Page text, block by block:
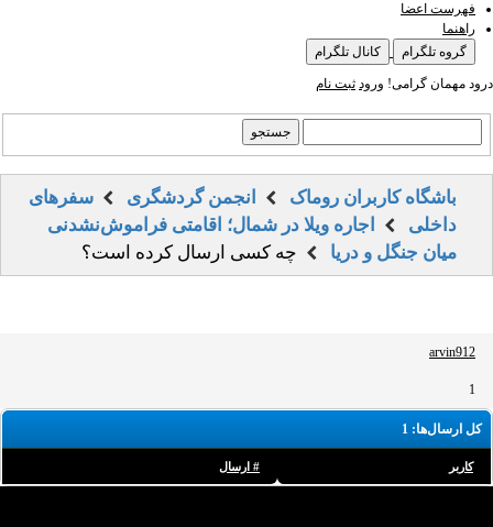
فهرست اعضا
راهنما
گروه تلگرام
کانال تلگرام
درود مهمان گرامی! ورود ثبت نام
باشگاه کاربران روماک انجمن گردشگری
سفرهای
داخلی
اجاره ویلا در شمال؛ اقامتی فراموش‌نشدنی
میان جنگل و دریا
چه کسی ارسال کرده است؟
arvin912
1
کل ارسال‌ها: 1
کاربر # ارسال